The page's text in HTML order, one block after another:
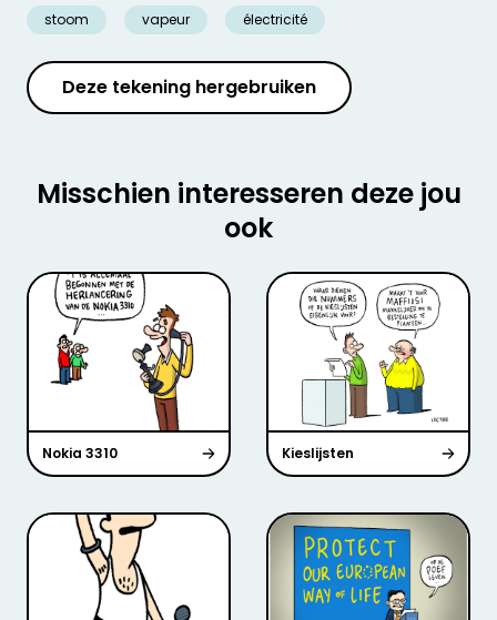
stoom vapeur électricité
Deze tekening hergebruiken
Misschien interesseren deze jou
ook
Nokia 3310 Kieslijsten